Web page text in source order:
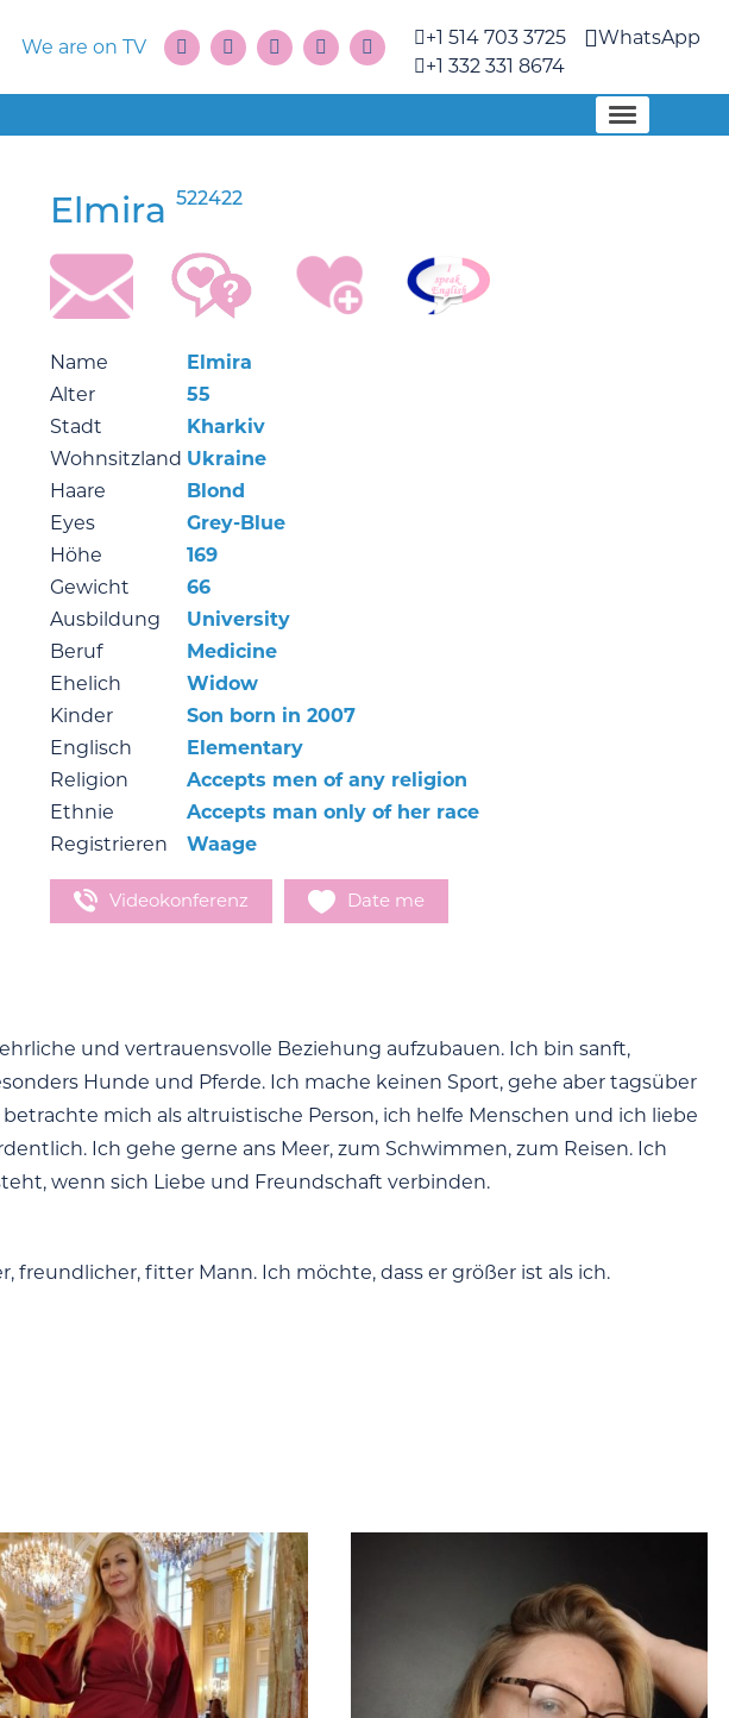
We are on TV
+1 514 703 3725
+1 332 331 8674
WhatsApp
Elmira 522422
Name
Elmira
Alter
55
Stadt
Kharkiv
Wohnsitzland Ukraine
Haare
Blond
Eyes
Grey-Blue
Höhe
169
Gewicht
66
Ausbildung
University
Beruf
Medicine
Ehelich
Widow
Kinder
Son born in 2007
Englisch
Elementary
Religion
Accepts men of any religion
Ethnie
Accepts man only of her race
Registrieren
Waage
Videokonferenz Date me
und vertrauensvolle Beziehung aufzubauen. Ich bin sanft,
Hunde und Pferde. Ich mache keinen Sport, gehe aber tagsüber
mich als altruistische Person, ich helfe Menschen und ich liebe
Ich gehe gerne ans Meer, zum Schwimmen, zum Reisen. Ich
wenn sich Liebe und Freundschaft verbinden.
freundlicher, fitter Mann. Ich möchte, dass er größer ist als ich.